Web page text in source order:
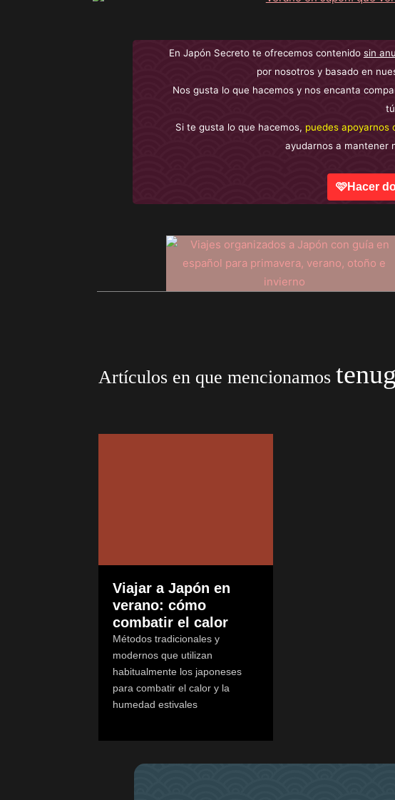
En Japón Secreto te ofrecemos contenido sin
por nosotros y basado en
Nos gusta lo que hacemos y nos encanta
Si te gusta lo que hacemos, puedes apoyarnos
ayudarnos a mantener
🩷Hacer
Artículos en que mencionamos
Viajar a Japón en
verano: cómo
combatir el calor
Métodos tradicionales y
modernos que utilizan
habitualmente los japoneses
para combatir el calor y la
humedad estivales